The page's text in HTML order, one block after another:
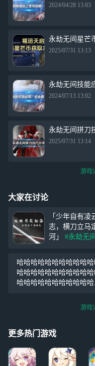
2024/04/28 13:03
永劫无间星芒
2025/07/31 13:13
永劫无间技能
2024/07/13 13:02
永劫无间拼刀
2025/07/31 13:14
游戏
大家在讨论
「少年自有凌
志，横刀立马
河」 #永劫无间
洲侠士福利# 有
征集“横刀”上
略啦！ ：1月4日~
器“横刀”在新
帅连招
哈哈哈哈哈哈哈哈哈哈
哈哈哈哈哈哈哈哈哈哈
哈哈哈哈哈哈哈哈哈哈哈
哈哈哈哈哈哈哈哈哈哈哈
哈哈哈哈哈哈哈哈哈哈
哈哈哈哈哈哈哈哈哈哈哈
游戏
更多热门游戏